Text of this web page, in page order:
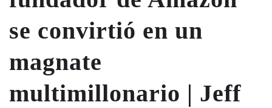
se convirtió en un
magnate
multimillonario | Jeff